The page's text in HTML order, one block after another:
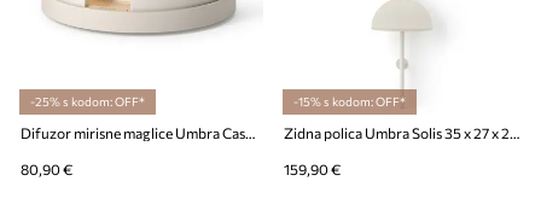
-25% s kodom: OFF*
80,90 €
-15% s kodom: OFF*
159,90 €